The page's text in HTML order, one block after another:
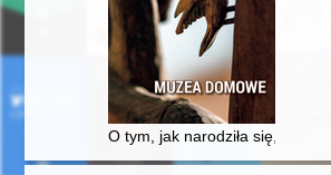
O tym, jak narodziła się,